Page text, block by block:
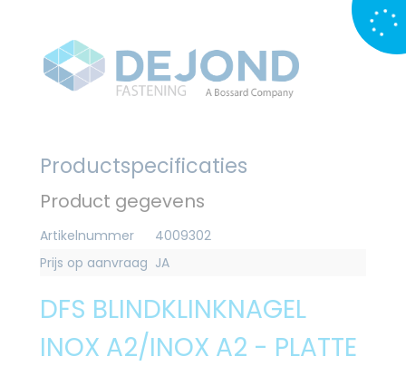
Productspecificaties
Product gegevens
Artikelnummer
4009302
Prijs op aanvraag JA
DFS BLINDKLINKNAGEL
INOX A2/INOX A2 - PLATTE